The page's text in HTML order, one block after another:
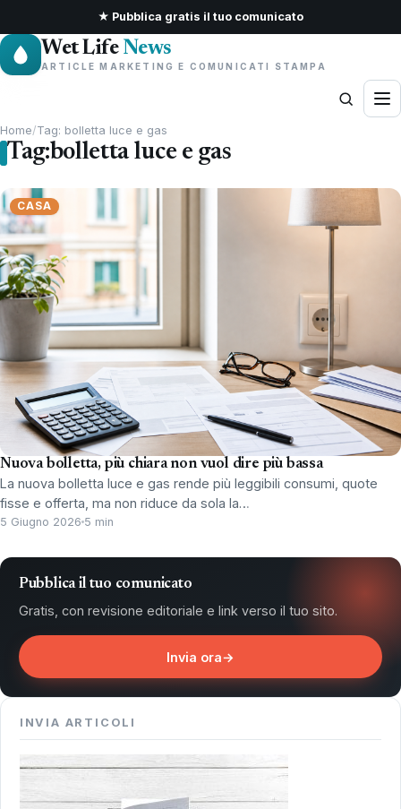
★ Pubblica gratis il tuo comunicato
Wet Life News
ARTICLE MARKETING E COMUNICATI STAMPA
Home/Tag: bolletta luce e gas
Tag:bolletta luce e gas
CASA
Nuova bolletta, più chiara non vuol dire più bassa
La nuova bolletta luce e gas rende più leggibili consumi, quote
fisse e offerta, ma non riduce da sola la…
5 Giugno 2026 5 min
Pubblica il tuo comunicato
Gratis, con revisione editoriale e link verso il tuo sito.
Invia ora→
INVIA ARTICOLI